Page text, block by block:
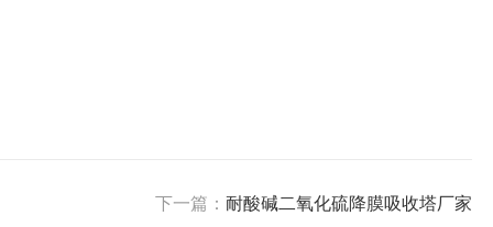
下一篇： 耐酸碱二氧化硫降膜吸收塔厂家